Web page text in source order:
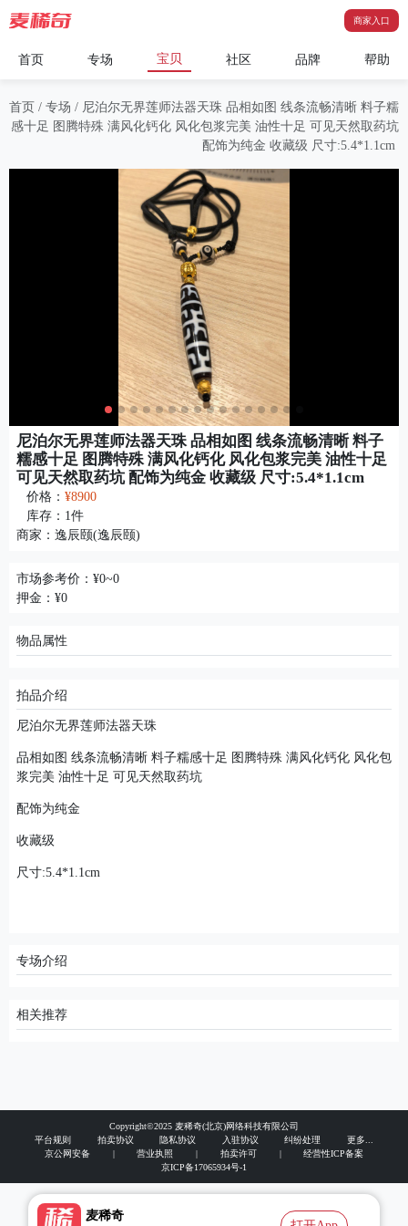
商家入口
首页 专场 宝贝 社区 品牌 帮助
首页 / 专场 / 尼泊尔无界莲师法器天珠 ​品相如图 线条流畅清晰 料子糯
感十足 图腾特殊 满风化钙化 风化包浆完美 油性十足 可见天然取药坑
配饰为纯金 ​收藏级 尺寸:5.4*1.1cm ​
尼泊尔无界莲师法器天珠 ​品相如图 线条流畅清晰 料子
糯感十足 图腾特殊 满风化钙化 风化包浆完美 油性十足
可见天然取药坑 配饰为纯金 ​收藏级 尺寸:5.4*1.1cm ​
价格： ¥8900
库存： 1件
商家： 逸辰颐(逸辰颐)
市场参考价：¥0~0
押金：¥0
物品属性
拍品介绍
尼泊尔无界莲师法器天珠
​品相如图 线条流畅清晰 料子糯感十足 图腾特殊 满风化钙化 风化包
浆完美 油性十足 可见天然取药坑
配饰为纯金
​收藏级
尺寸:5.4*1.1cm
专场介绍
相关推荐
Copyright©2025 麦稀奇(北京)网络科技有限公司
平台规则
拍卖协议 隐私协议 入驻协议 纠纷处理
更多...
京公网安备
| 营业执照 | 拍卖许可 |
经营性ICP备案
京ICP备17065934号-1
麦稀奇